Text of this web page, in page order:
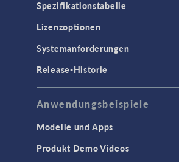
Spezifikationstabelle
Lizenzoptionen
Systemanforderungen
Release-Historie
Anwendungsbeispiele
Modelle und Apps
Produkt Demo Videos